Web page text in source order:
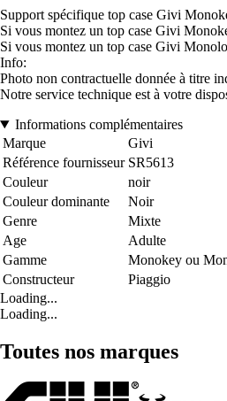
Support spécifique top case Givi
Si vous montez un top case Givi
Si vous montez un top case Givi
Info:
Photo non contractuelle donnée à titre
Notre service technique est à votre
Informations complémentaires
Marque
Givi
Référence fournisseur SR5613
Couleur
noir
Couleur dominante
Noir
Genre
Mixte
Age
Adulte
Gamme
Monokey ou
Constructeur
Piaggio
Loading...
Loading...
Toutes nos marques